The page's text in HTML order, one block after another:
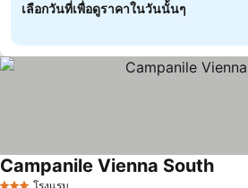
เลือกวันที่เพื่อดูราคาในวันนั้นๆ
โรงแรม
Campanile Vienna Southดูราคา